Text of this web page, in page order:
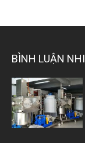
BÌNH LUẬN